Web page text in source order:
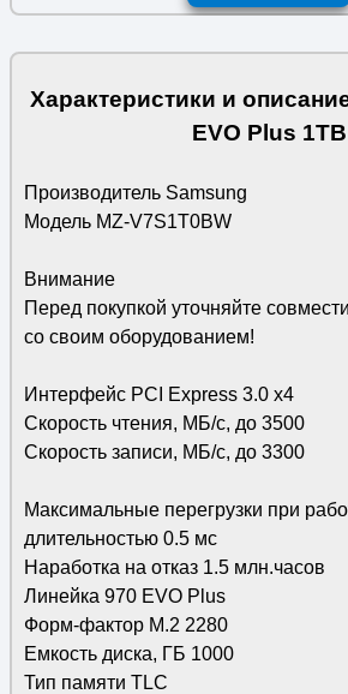
Характеристики и
EVO Plus 1TB
Производитель Samsung
Модель MZ-V7S1T0BW
Внимание
Перед покупкой уточняйте
со своим оборудованием!
Интерфейс PCI Express 3.0 х4
Скорость чтения, МБ/с, до 3500
Скорость записи, МБ/с, до 3300
Максимальные перегрузки при
длительностью 0.5 мс
Наработка на отказ 1.5 млн.часов
Линейка 970 EVO Plus
Форм-фактор M.2 2280
Емкость диска, ГБ 1000
Тип памяти TLC